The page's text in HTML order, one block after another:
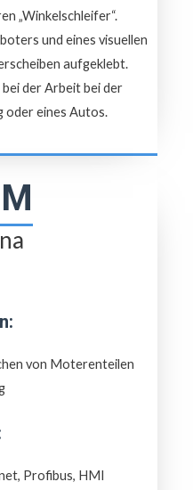
„Winkelschleifer“.
und eines visuellen
aufgeklebt.
der Arbeit bei der
oder eines Autos.
von Moterenteilen
Profibus, HMI